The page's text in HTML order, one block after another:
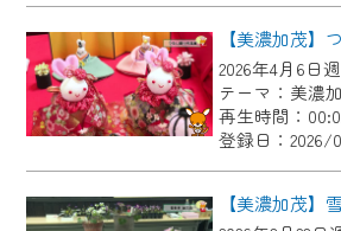
【美濃加茂】
テーマ：美濃
再生時間：
登録日：2026/
【美濃加茂】
◆デザイン変更により、お
の動画コンテンツが一目瞭然。
◆当社アプリやＰＣブラウ
でも・どこでも・外出先でも
CCNetサービスエリア20市
番組をご視聴いただけます！